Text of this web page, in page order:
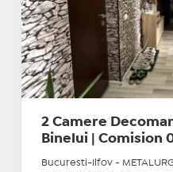
2 Camere
Binelui | Comision
Bucuresti-Ilfov -